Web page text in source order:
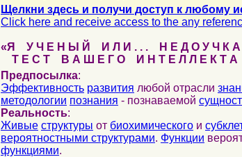
Щелкни здесь и получи доступ к любому
Click here and receive access to the any
«Я У Ч Е Н Ы Й И Л И . . . Н Е Д О У Ч К А
Т Е С Т В А Ш Е Г О И Н Т Е Л Л Е К Т А
Предпосылка:
Эффективность развития любой отрасли
методологии познания - познаваемой
Реальность:
Живые структуры от биохимического и
вероятностными структурами. Функции
функциями.